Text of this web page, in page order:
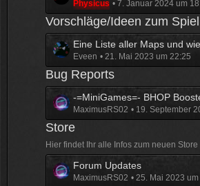
g
e
e
t
z
t
e
B
e
i
r
ä
g
e
Physicus 7. Januar 2024 um
Vorschläge/Ideen zum Spiel
L
e
t
z
t
e
B
e
i
t
Eine Liste aller Maps und wie viele
Eveen 21. Mai 2023 um 22:25
Bug Reports
L
e
t
t
e
B
-=MiniGames=- BHOP Booster Fix
MaximusRS02 19. September
Store
Hier findet Ihr alle Infos zum neuen Store
L
e
Forum Updates
MaximusRS02 25. Mai 2023 um